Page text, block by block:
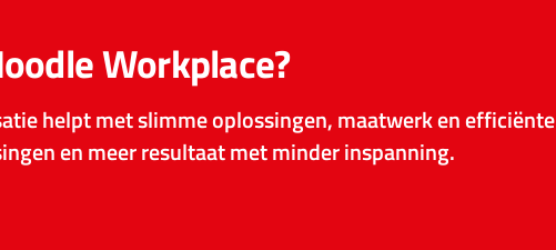
Workplace?
helpt met slimme oplossingen, maatwerk en efficiënte
en meer resultaat met minder inspanning.